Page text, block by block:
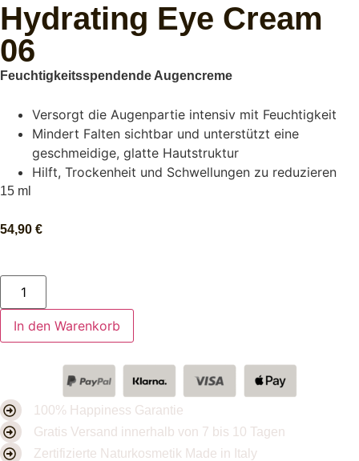
Hydrating Eye Cream
06
Feuchtigkeitsspendende Augencreme
Versorgt die Augenpartie intensiv mit Feuchtigkeit
Mindert Falten sichtbar und unterstützt eine
geschmeidige, glatte Hautstruktur
Hilft, Trockenheit und Schwellungen zu reduzieren
15 ml
54,90 €
In den Warenkorb
100% Happiness Garantie
Gratis Versand innerhalb von 7 bis 10 Tagen
Zertifizierte Naturkosmetik Made in Italy